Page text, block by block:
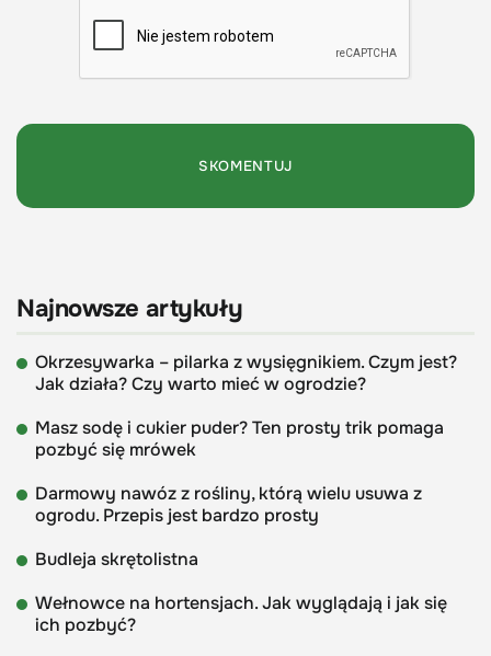
Najnowsze artykuły
Okrzesywarka – pilarka z wysięgnikiem. Czym jest?
Jak działa? Czy warto mieć w ogrodzie?
Masz sodę i cukier puder? Ten prosty trik pomaga
pozbyć się mrówek
Darmowy nawóz z rośliny, którą wielu usuwa z
ogrodu. Przepis jest bardzo prosty
Budleja skrętolistna
Wełnowce na hortensjach. Jak wyglądają i jak się
ich pozbyć?